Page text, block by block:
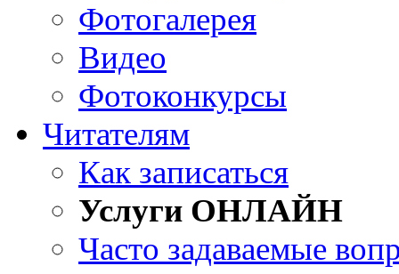
Фотогалерея
Видео
Фотоконкурсы
Читателям
Как записаться
Услуги ОНЛАЙН
Часто задаваемые